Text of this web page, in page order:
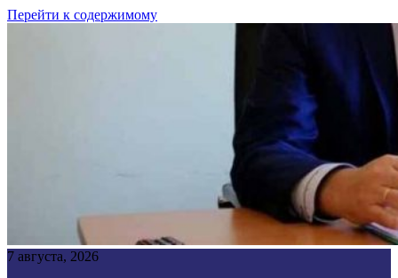
Перейти к содержимому
7 августа, 2026